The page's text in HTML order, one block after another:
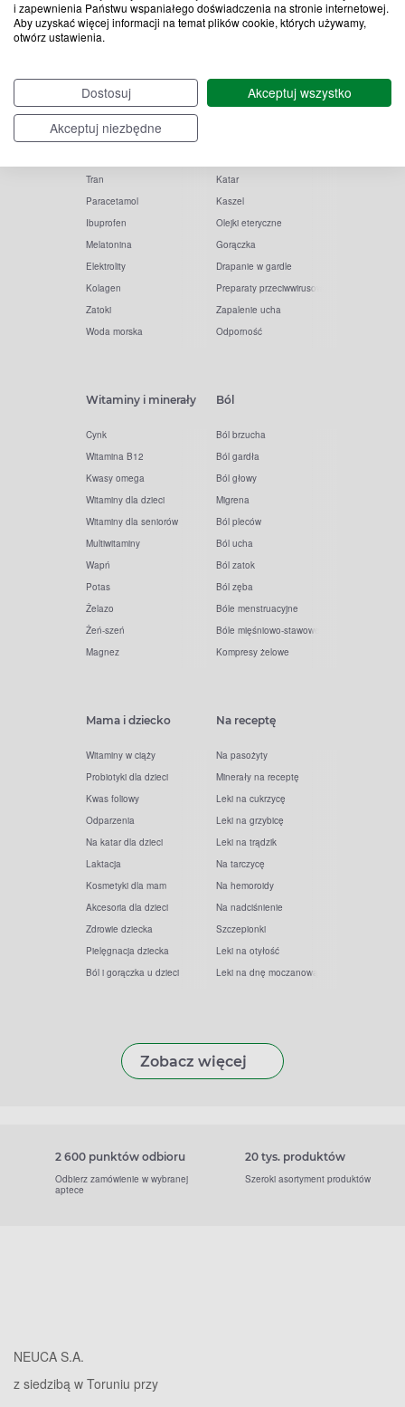
i zapewnienia Państwu wspaniałego doświadczenia na stronie internetowej.
Aby uzyskać więcej informacji na temat plików cookie, których używamy,
otwórz ustawienia.
Dostosuj
Akceptuj wszystko
Akceptuj niezbędne
Popularne zapytania
Witamina D
Witamina C
Tran
Paracetamol
Ibuprofen
Melatonina
Elektrolity
Kolagen
Zatoki
Woda morska
Przeziębienie i grypa
Katar
Kaszel
Olejki eteryczne
Gorączka
Drapanie w gardle
Preparaty przeciwwirusowe
Zapalenie ucha
Odporność
Witaminy i minerały
Cynk
Witamina B12
Kwasy omega
Witaminy dla dzieci
Witaminy dla seniorów
Multiwitaminy
Wapń
Potas
Żelazo
Żeń-szeń
Magnez
Ból
Ból brzucha
Ból gardła
Ból głowy
Migrena
Ból pleców
Ból ucha
Ból zatok
Ból zęba
Bóle menstruacyjne
Bóle mięśniowo-stawowe
Kompresy żelowe
Mama i dziecko
Witaminy w ciąży
Probiotyki dla dzieci
Kwas foliowy
Odparzenia
Na katar dla dzieci
Laktacja
Kosmetyki dla mam
Akcesoria dla dzieci
Zdrowie dziecka
Pielęgnacja dziecka
Ból i gorączka u dzieci
Na receptę
Na pasożyty
Minerały na receptę
Leki na cukrzycę
Leki na grzybicę
Leki na trądzik
Na tarczycę
Na hemoroidy
Na nadciśnienie
Szczepionki
Leki na otyłość
Leki na dnę moczanową
Zobacz więcej
2 600 punktów odbioru
Odbierz zamówienie w wybranej
aptece
20 tys. produktów
Szeroki asortyment produktów
NEUCA S.A.
z siedzibą w Toruniu przy